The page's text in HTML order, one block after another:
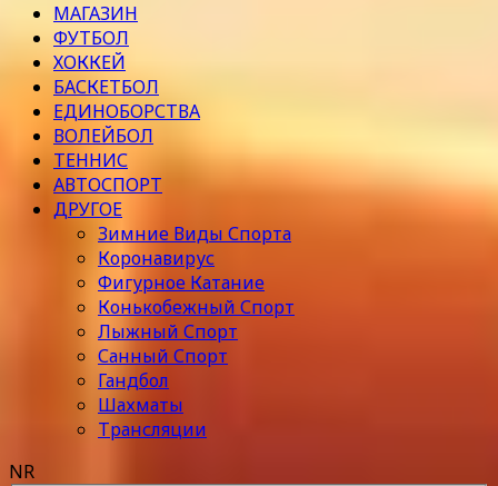
МАГАЗИН
ФУТБОЛ
ХОККЕЙ
БАСКЕТБОЛ
ЕДИНОБОРСТВА
ВОЛЕЙБОЛ
ТЕННИС
АВТОСПОРТ
ДРУГОЕ
Зимние Виды Спорта
Коронавирус
Фигурное Катание
Конькобежный Спорт
Лыжный Спорт
Санный Спорт
Гандбол
Шахматы
Трансляции
NR